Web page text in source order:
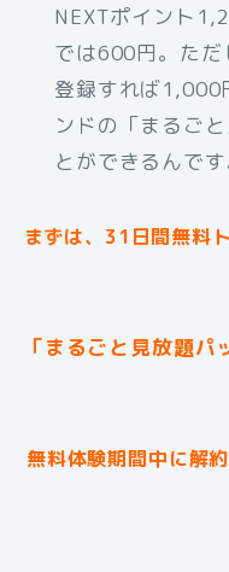
NEXTポイント
では600円。ただ
登録すれば1,000
ンドの「まるご
とができるんです
まずは、31日間無料
「まるごと見放題
無料体験期間中に解